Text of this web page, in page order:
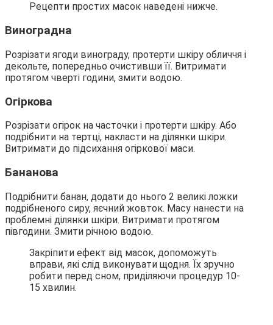
Рецепти простих масок наведені нижче.
Виноградна
Розрізати ягоди винограду, протерти шкіру обличчя і
декольте, попередньо очистивши її. Витримати
протягом чверті години, змити водою.
Огіркова
Розрізати огірок на часточки і протерти шкіру. Або
подрібнити на тертці, накласти на ділянки шкіри.
Витримати до підсихання огіркової маси.
Бананова
Подрібнити банан, додати до нього 2 великі ложки
подрібненого сиру, яєчний жовток. Масу нанести на
проблемні ділянки шкіри. Витримати протягом
півгодини. Змити річною водою.
Закріпити ефект від масок, допоможуть
вправи, які слід виконувати щодня. Їх зручно
робити перед сном, приділяючи процедур 10-
15 хвилин.